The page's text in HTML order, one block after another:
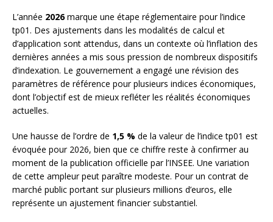
L’année 2026marque une étape réglementaire pour l’indice
tp01. Des ajustements dans les modalités de calcul et
d’application sont attendus, dans un contexte où l’inflation des
dernières années a mis sous pression de nombreux dispositifs
d’indexation. Le gouvernement a engagé une révision des
paramètres de référence pour plusieurs indices économiques,
dont l’objectif est de mieux refléter les réalités économiques
actuelles.
Une hausse de l’ordre de 1,5 % de la valeur de l’indice tp01 est
évoquée pour 2026, bien que ce chiffre reste à confirmer au
moment de la publication officielle par l’INSEE. Une variation
de cette ampleur peut paraître modeste. Pour un contrat de
marché public portant sur plusieurs millions d’euros, elle
représente un ajustement financier substantiel.